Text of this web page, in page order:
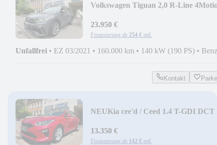
Volkswagen Tiguan 2,0 R-Line
23.950 €
Finanzierung ab 254 € mtl.
Unfallfrei • EZ 03/2021 • 160.000 km • 140 kW (190 PS) •
Kontakt
NEUKia cee'd / Ceed 1.4 T-GDI DCT
13.350 €
Finanzierung ab 142 € mtl.